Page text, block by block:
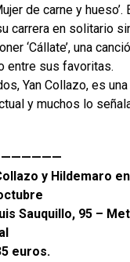
de carne y hueso’.
carrera en solitario
‘Cállate’, una
entre sus favoritas.
Yan Collazo, es
y muchos lo
y Hildemaro
Sauquillo, 95 –
euros.